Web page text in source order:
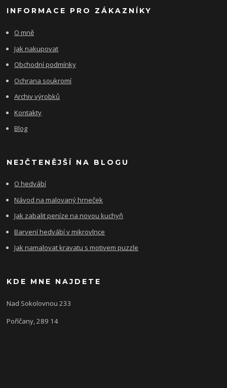
INFORMACE PRO ZÁKAZNÍKY
O mně
Jak nakupovat
Obchodní podmínky
Ochrana soukromí
Archiv výrobků
Kontakty
Blog
NEJČTENĚJŠÍ NA BLOGU
O hedvábí
Návod na malovaný hrneček
Jak zabalit peníze na novou kuchyň
Barvení hedvábí v mikrovlnce
Jak namalovat kravatu s motivem puzzle
KDE MNE NAJDETE
Nad Sokolovnou 233
Poříčany, 289 14